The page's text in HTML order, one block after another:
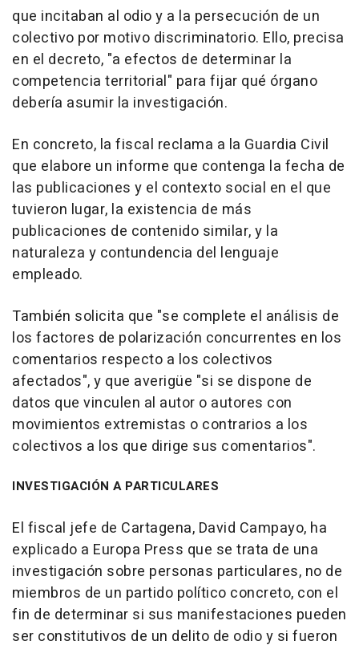
que incitaban al odio y a la persecución de un
colectivo por motivo discriminatorio. Ello, precisa
en el decreto, "a efectos de determinar la
competencia territorial" para fijar qué órgano
debería asumir la investigación.
En concreto, la fiscal reclama a la Guardia Civil
que elabore un informe que contenga la fecha de
las publicaciones y el contexto social en el que
tuvieron lugar, la existencia de más
publicaciones de contenido similar, y la
naturaleza y contundencia del lenguaje
empleado.
También solicita que "se complete el análisis de
los factores de polarización concurrentes en los
comentarios respecto a los colectivos
afectados", y que averigüe "si se dispone de
datos que vinculen al autor o autores con
movimientos extremistas o contrarios a los
colectivos a los que dirige sus comentarios".
INVESTIGACIÓN A PARTICULARES
El fiscal jefe de Cartagena, David Campayo, ha
explicado a Europa Press que se trata de una
investigación sobre personas particulares, no de
miembros de un partido político concreto, con el
fin de determinar si sus manifestaciones pueden
ser constitutivos de un delito de odio y si fueron